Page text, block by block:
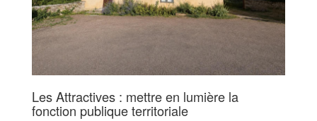
Les Attractives : mettre en lumière la
fonction publique territoriale